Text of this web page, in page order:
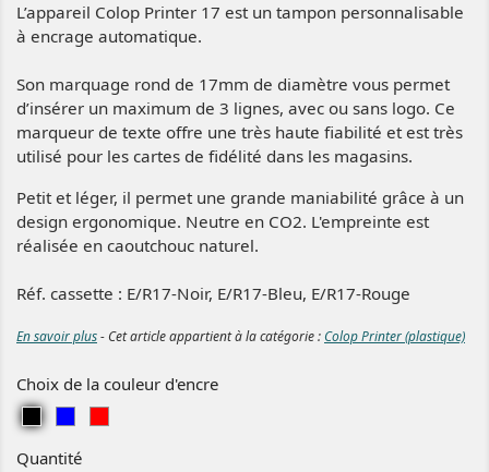
L’appareil Colop Printer 17 est un tampon personnalisable
à encrage automatique.
Son marquage rond de 17mm de diamètre vous permet
d’insérer un maximum de 3 lignes, avec ou sans logo. Ce
marqueur de texte offre une très haute fiabilité et est très
utilisé pour les cartes de fidélité dans les magasins.
Petit et léger, il permet une grande maniabilité grâce à un
design ergonomique. Neutre en CO2. L'empreinte est
réalisée en caoutchouc naturel.
Réf. cassette : E/R17-Noir, E/R17-Bleu, E/R17-Rouge
En savoir plus- Cet article appartient à la catégorie :Colop Printer (plastique)
Choix de la couleur d'encre
i
e
Quantité